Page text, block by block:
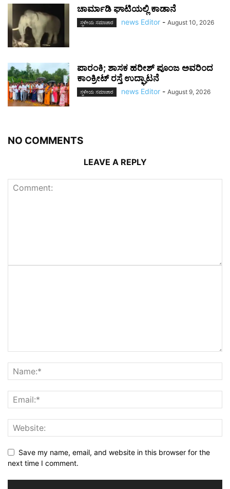
ಚಾರ್ಮಾಡಿ ಘಾಟಿಯಲ್ಲಿ ಕಾಡಾನೆ
ಸ್ಥಳೀಯ ಸಮಾಚಾರ news Editor - August 10, 2026
ಪಾರಂಕಿ; ಶಾಸಕ ಹರೀಶ್ ಪೂಂಜ ಅವರಿಂದ
ಕಾಂಕ್ರೀಟ್ ರಸ್ತೆ ಉದ್ಘಾಟನೆ
ಸ್ಥಳೀಯ ಸಮಾಚಾರ news Editor - August 9, 2026
NO COMMENTS
LEAVE A REPLY
Save my name, email, and website in this browser for the
next time I comment.